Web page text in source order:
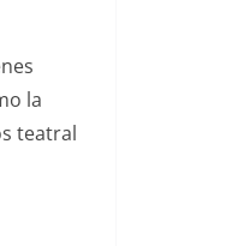
la
teatral